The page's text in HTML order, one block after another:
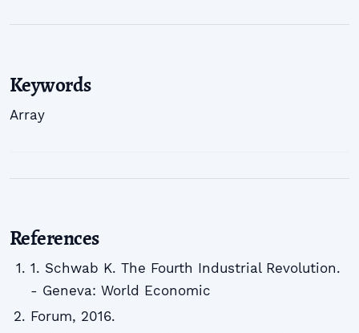
Keywords
Array
References
1. Schwab K. The Fourth Industrial Revolution.
- Geneva: World Economic
Forum, 2016.